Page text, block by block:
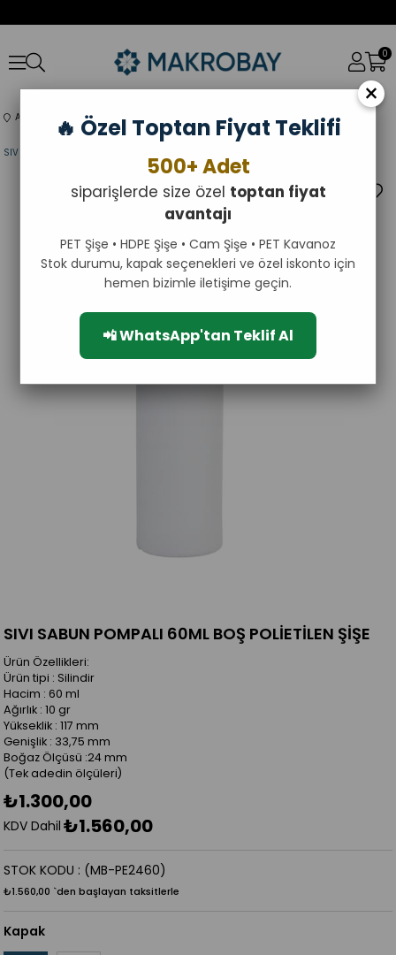
0
Anasayfa Şişeler ŞİŞELER Polietilen (HDPE) Şişeler Pompalı Şişeler
SIVI SABUN POMPALI 60ML BOŞ POLİETİLEN ŞİŞE
SIVI SABUN POMPALI 60ML BOŞ POLİETİLEN ŞİŞE
Ürün Özellikleri:
Ürün tipi : Silindir
Hacim : 60 ml
Ağırlık : 10 gr
Yükseklik : 117 mm
Genişlik : 33,75 mm
Boğaz Ölçüsü :24 mm
(Tek adedin ölçüleri)
₺1.300,00
KDV Dahil ₺1.560,00
(MB-PE2460)
STOK KODU
₺1.560,00 `den başlayan taksitlerle
Kapak
×
🔥 Özel Toptan Fiyat Teklifi
500+ Adet
siparişlerde size özel toptan fiyat
avantajı
PET Şişe • HDPE Şişe • Cam Şişe • PET Kavanoz
Stok durumu, kapak seçenekleri ve özel iskonto için
hemen bizimle iletişime geçin.
📲 WhatsApp'tan Teklif Al